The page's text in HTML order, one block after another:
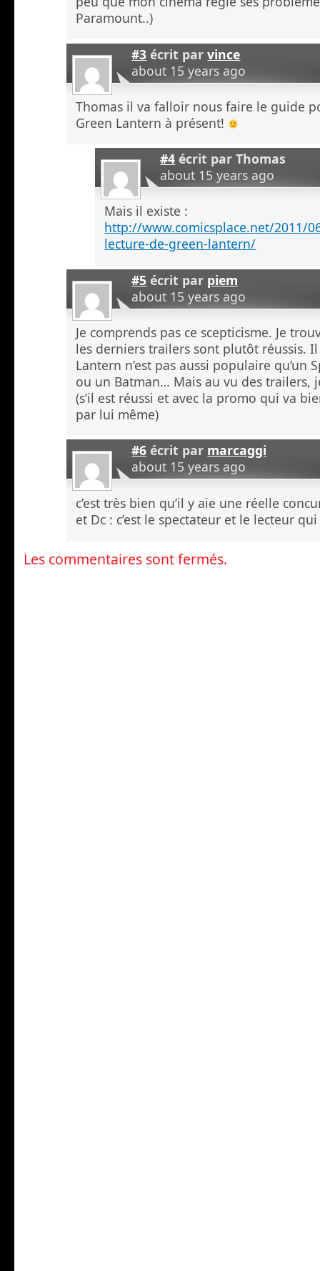
Paramount..)
#3 écrit parvince
about 15 years ago
Thomas il va falloir nous faire le guide
Green Lantern à présent!
#4 écrit parThomas
about 15 years ago
Mais il existe :
http://www.comicsplace.net/2011/
lecture-de-green-lantern/
#5 écrit par piem
about 15 years ago
Je comprends pas ce scepticisme. Je
les derniers trailers sont plutôt réussis.
Lantern n’est pas aussi populaire qu’un
ou un Batman… Mais au vu des trailers,
(s’il est réussi et avec la promo qui va
par lui même)
#6 écrit par marcaggi
about 15 years ago
c’est très bien qu’il y aie une réelle
et Dc : c’est le spectateur et le lecteur
Les commentaires sont fermés.